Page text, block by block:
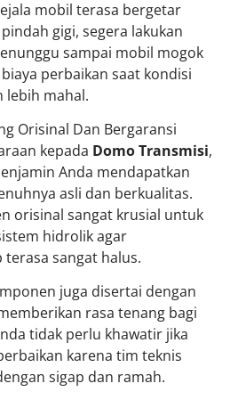
mobil terasa bergetar
gigi, segera lakukan
sampai mobil mogok
perbaikan saat kondisi
lebih mahal.
Orisinal Dan Bergaransi
kepada Domo Transmisi,
Anda mendapatkan
asli dan berkualitas.
orisinal sangat krusial untuk
hidrolik agar
sangat halus.
juga disertai dengan
rasa tenang bagi
tidak perlu khawatir jika
karena tim teknis
sigap dan ramah.